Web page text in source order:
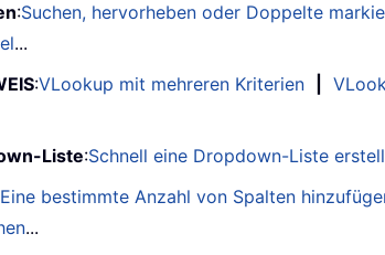
:Suchen, hervorheben oder Doppelte
...
:VLookup mit mehreren Kriterien
Liste:Schnell eine Dropdown-Liste
Eine bestimmte Anzahl von Spalten
...